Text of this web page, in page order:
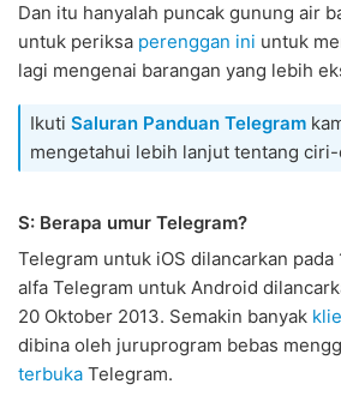
Dan itu hanyalah puncak gunung air
untuk periksa perenggan ini untuk
lagi mengenai barangan yang lebih
Ikuti Saluran Panduan Telegram
mengetahui lebih lanjut tentang
S: Berapa umur Telegram?
Telegram untuk iOS dilancarkan pada
alfa Telegram untuk Android
20 Oktober 2013. Semakin banyak
dibina oleh juruprogram bebas
terbuka Telegram.